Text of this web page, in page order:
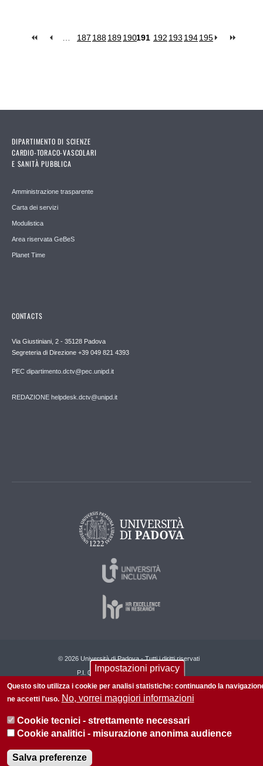
187 188189190191 192 193 194195
DIPARTIMENTO DI SCIENZE
CARDIO-TORACO-VASCOLARI
E SANITÀ PUBBLICA
Amministrazione trasparente
Carta dei servizi
Modulistica
Area riservata GeBeS
Planet Time
CONTACTS
Via Giustiniani, 2 - 35128 Padova
Segreteria di Direzione +39 049 821 4393
PEC dipartimento.dctv@pec.unipd.it
REDAZIONE helpdesk.dctv@unipd.it
© 2026 Università di Padova - Tutti i diritti riservati
P.I. 00742430283 C.F. 80006480281
Privacy policy Informazioni su questo sito
Impostazioni privacy
Questo sito utilizza i cookie per analisi statistiche: continuando la
ne accetti l'uso. No, vorrei maggiori informazioni
Cookie tecnici - strettamente necessari
Cookie analitici - misurazione anonima audience
Salva preferenze